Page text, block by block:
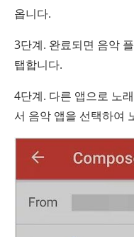
옵니다.
3단계. 완료되면 음악
탭합니다.
4단계. 다른 앱으로 노
서 음악 앱을 선택하여